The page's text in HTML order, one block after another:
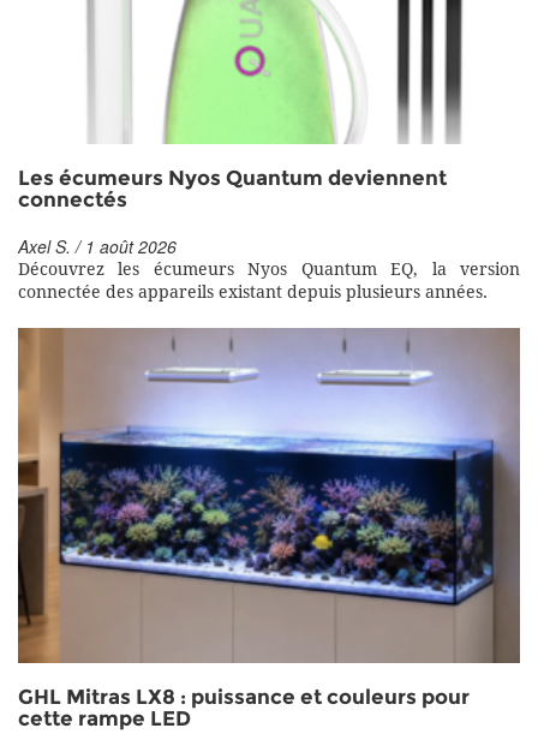
Les écumeurs Nyos Quantum deviennent
connectés
Axel S. / 1 août 2026
Découvrez les écumeurs Nyos Quantum EQ, la version
connectée des appareils existant depuis plusieurs années.
GHL Mitras LX8 : puissance et couleurs pour
cette rampe LED